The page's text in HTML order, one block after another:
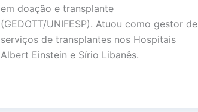
em doação e transplante
(GEDOTT/UNIFESP). Atuou como gestor de
serviços de transplantes nos Hospitais
Albert Einstein e Sírio Libanês.